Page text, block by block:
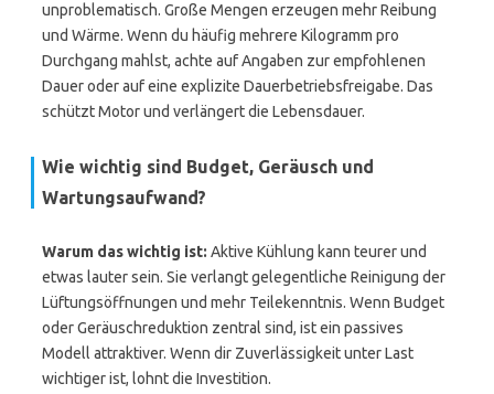
unproblematisch. Große Mengen erzeugen mehr Reibung
und Wärme. Wenn du häufig mehrere Kilogramm pro
Durchgang mahlst, achte auf Angaben zur empfohlenen
Dauer oder auf eine explizite Dauerbetriebsfreigabe. Das
schützt Motor und verlängert die Lebensdauer.
Wie wichtig sind Budget, Geräusch und
Wartungsaufwand?
Warum das wichtig ist: Aktive Kühlung kann teurer und
etwas lauter sein. Sie verlangt gelegentliche Reinigung der
Lüftungsöffnungen und mehr Teilekenntnis. Wenn Budget
oder Geräuschreduktion zentral sind, ist ein passives
Modell attraktiver. Wenn dir Zuverlässigkeit unter Last
wichtiger ist, lohnt die Investition.